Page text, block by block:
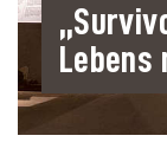
Lebens